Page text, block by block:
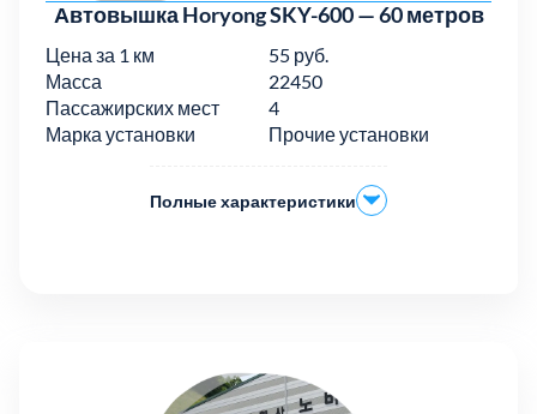
Автовышка Horyong SKY-600 — 60 метров
Цена за 1 км
55 руб.
Масса
22450
Пассажирских мест
4
Марка установки
Прочие установки
Полные характеристики